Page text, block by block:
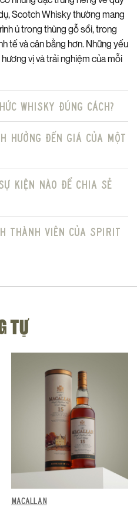
Scotch Whisky thường mang
ủ trong thùng gỗ sồi, trong
tế và cân bằng hơn. Những yếu
vị và trải nghiệm của mỗi
Whisky đúng cách?
hưởng đến giá của một
kiện nào để chia sẻ
thành viên của Spirit
TỰ
MACALLAN